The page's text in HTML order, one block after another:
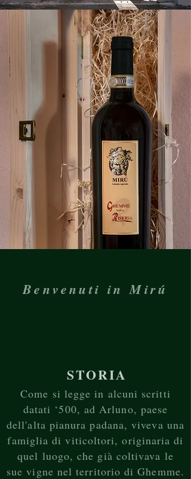
Benvenuti in Mirú
STORIA
Come si legge in alcuni scritti
datati ‘500, ad Arluno, paese
dell'alta pianura padana, viveva una
famiglia di viticoltori, originaria di
quel luogo, che già coltivava le
sue vigne nel territorio di Ghemme.